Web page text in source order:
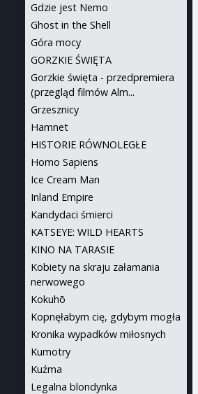
Gdzie jest Nemo
Ghost in the Shell
Góra mocy
GORZKIE ŚWIĘTA
Gorzkie święta - przedpremiera
(przegląd filmów Alm...
Grzesznicy
Hamnet
HISTORIE RÓWNOLEGŁE
Homo Sapiens
Ice Cream Man
Inland Empire
Kandydaci śmierci
KATSEYE: WILD HEARTS
KINO NA TARASIE
Kobiety na skraju załamania
nerwowego
Kokuhō
Kopnęłabym cię, gdybym mogła
Kronika wypadków miłosnych
Kumotry
Kuźma
Legalna blondynka